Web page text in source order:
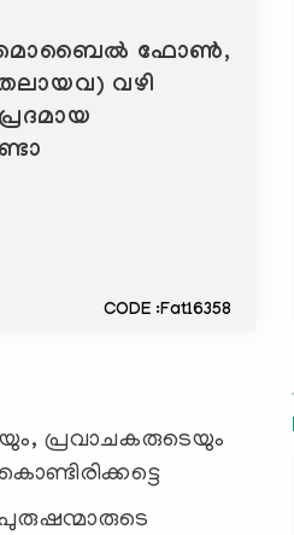
മൊബൈൽ ഫോൺ,
വഴി
CODE :Fat16358
പ്രവാചകരുടെയും